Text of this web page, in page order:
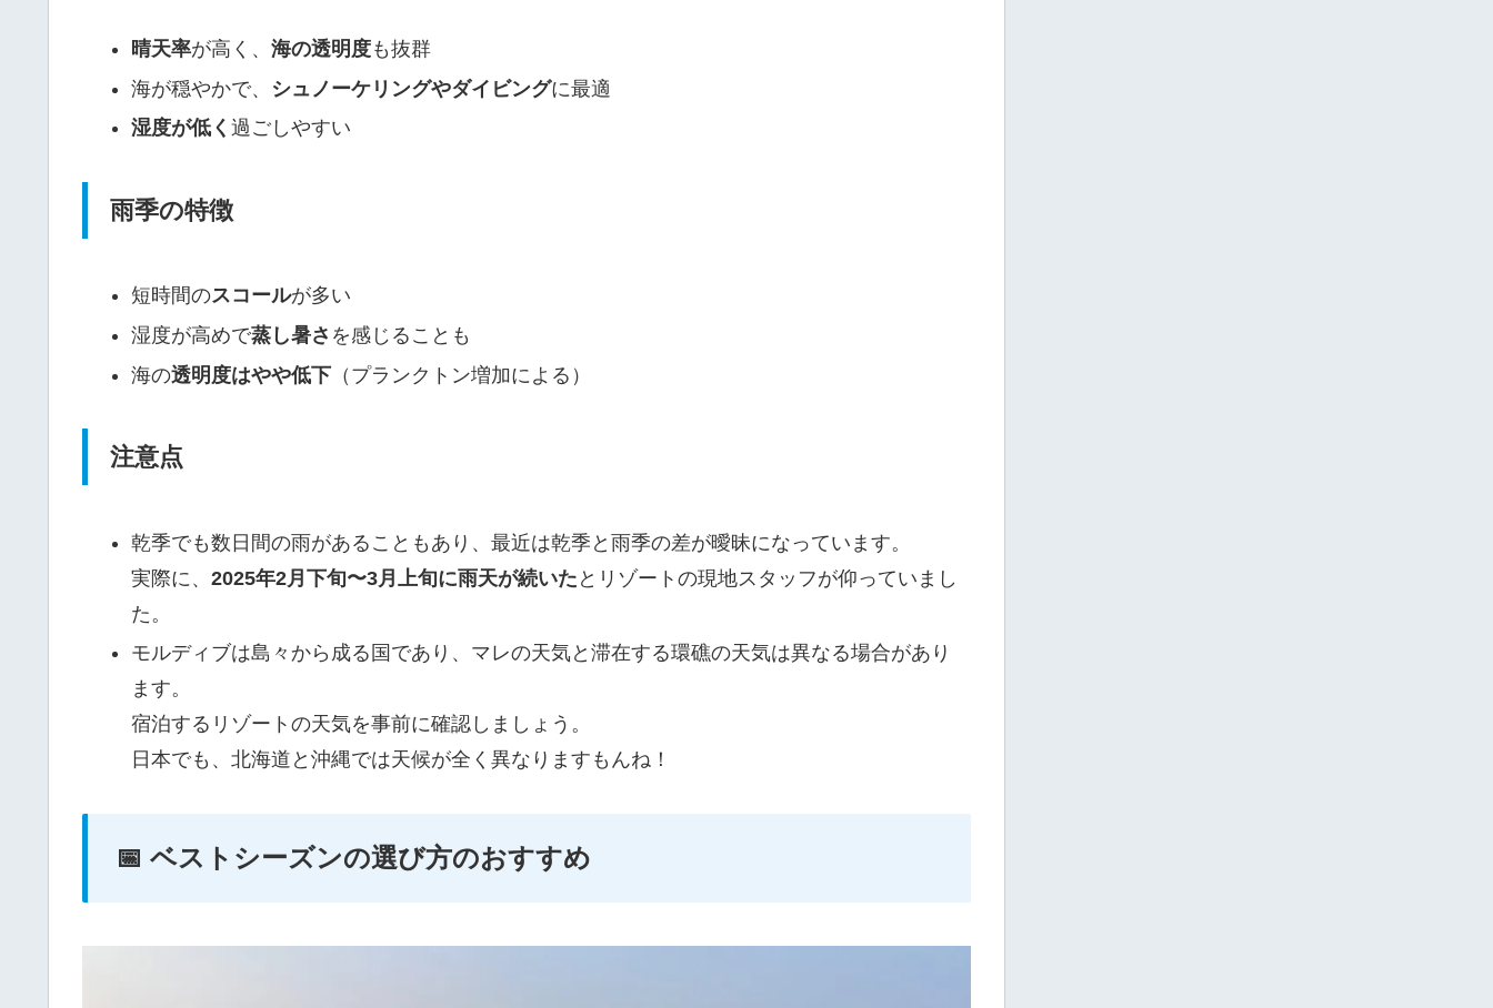
晴天率が高く、 海の透明度も抜群
海が穏やかで、
シュノーケリングやダイビングに最適
湿度が低く 過ごしやすい
雨季の特徴
短時間のスコールが多い
湿度が高めで蒸し暑さ を感じることも
海の透明度はやや低下（プランクトン増加による）
注意点
乾季でも数日間の雨があることもあり、最近は乾季と雨季の差が曖昧になっています。
実際に、 2025年2月下旬〜3月上旬に雨天が続いた とリゾートの現地スタッフが仰っていまし
た。
モルディブは島々から成る国であり、マレの天気と滞在する環礁の天気は異なる場合があり
ます。
宿泊するリゾートの天気を事前に確認しましょう。
日本でも、北海道と沖縄では天候が全く異なりますもんね！
📅 ベストシーズンの選び方のおすすめ